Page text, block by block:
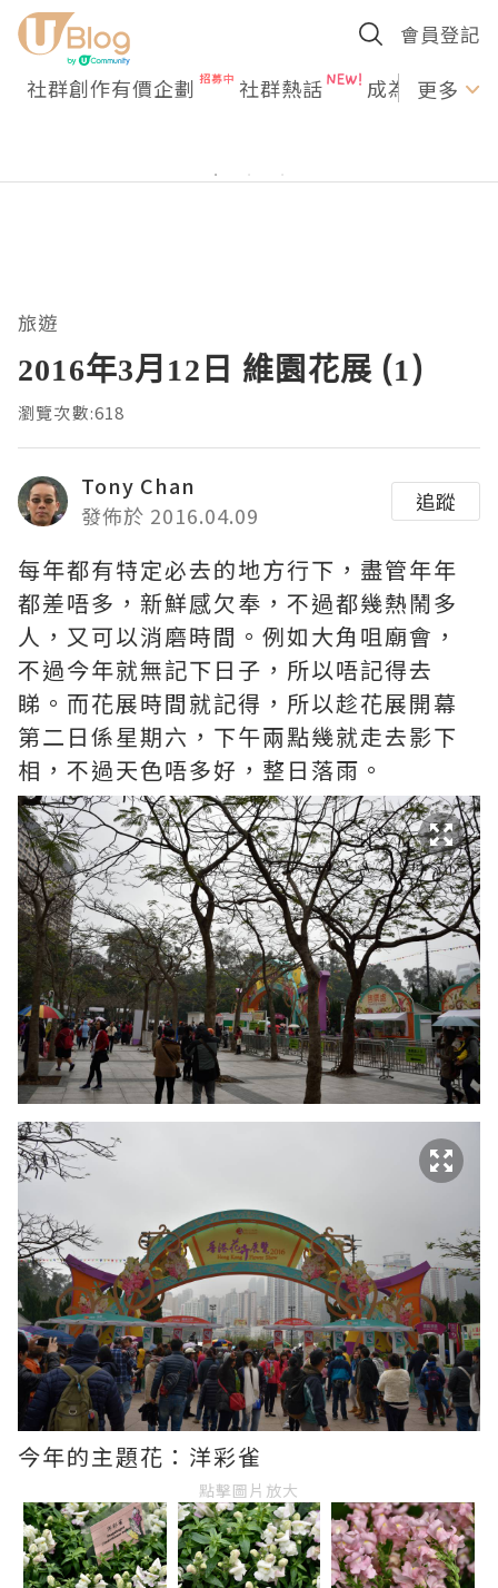
會員登記
社群創作有價企劃 社群熱話 成為U更多
旅遊
2016年3月12日 維園花展 (1)
瀏覽次數:618
Tony Chan
發佈於 2016.04.09
追蹤
每年都有特定必去的地方行下，盡管年年
都差唔多，新鮮感欠奉，不過都幾熱鬧多
人，又可以消磨時間。例如大角咀廟會，
不過今年就無記下日子，所以唔記得去
睇。而花展時間就記得，所以趁花展開幕
第二日係星期六，下午兩點幾就走去影下
相，不過天色唔多好，整日落雨。
今年的主題花：洋彩雀
點擊圖片放大